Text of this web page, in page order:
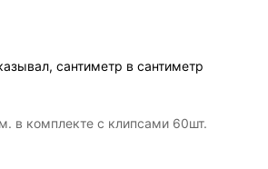
сантиметр в сантиметр
в комплекте с клипсами 60шт.